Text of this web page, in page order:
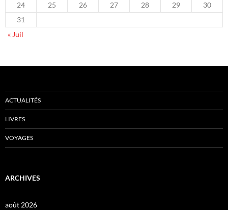
24
25 26 27 28 29
30
31
« Juil
ACTUALITÉS
LIVRES
VOYAGES
ARCHIVES
août 2026